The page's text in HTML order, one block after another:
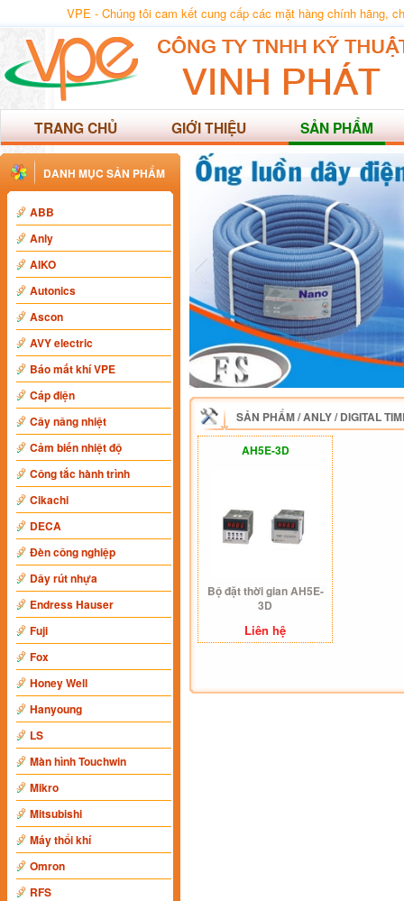
VPE - Chúng tôi cam kết cung cấp các mặt hàng chính hãng,
TRANG CHỦ GIỚI THIỆU SẢN PHẨM
DANH MỤC SẢN PHẨM
ABB
Anly
AIKO
Autonics
Ascon
AVY electric
Báo mất khí VPE
Cáp điện
Cây nâng nhiệt
Cảm biến nhiệt độ
Công tắc hành trình
Cikachi
DECA
Đèn công nghiệp
Dây rút nhựa
Endress Hauser
Fuji
Fox
Honey Well
Hanyoung
LS
Màn hình Touchwin
Mikro
Mitsubishi
Máy thổi khí
Omron
RFS
SẢN PHẨM/ANLY/DIGITAL
AH5E-3D
Bộ đặt thời gian AH5E-
3D
Liên hệ